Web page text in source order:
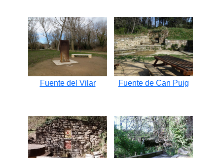
Fuente del Vilar Fuente de Can Puig